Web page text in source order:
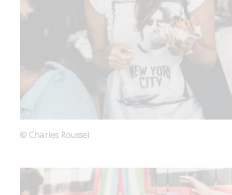
© Charles Roussel